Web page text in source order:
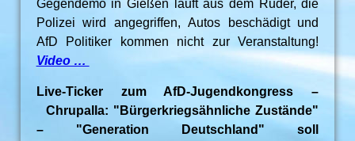
Gegendemo in Gießen läuft aus dem Ruder, die
Polizei wird angegriffen, Autos beschädigt und
AfD Politiker kommen nicht zur Veranstaltung!
Video …
Live-Ticker zum AfD-Jugendkongress –
Chrupalla: "Bürgerkriegsähnliche Zustände"
– "Generation Deutschland" soll